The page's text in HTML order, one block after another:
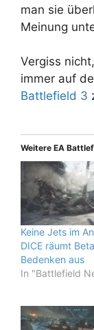
man sie
Meinung
Vergiss
immer auf
Battlefield 3
Weitere EA
Keine Jets im
DICE räumt
Bedenken aus
In "Battlefield